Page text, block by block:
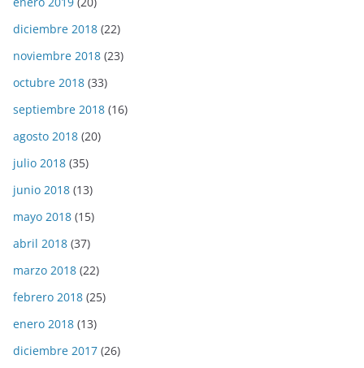
diciembre 2018 (22)
noviembre 2018 (23)
octubre 2018 (33)
septiembre 2018 (16)
agosto 2018 (20)
julio 2018 (35)
junio 2018 (13)
mayo 2018 (15)
abril 2018 (37)
marzo 2018 (22)
febrero 2018 (25)
enero 2018 (13)
diciembre 2017 (26)